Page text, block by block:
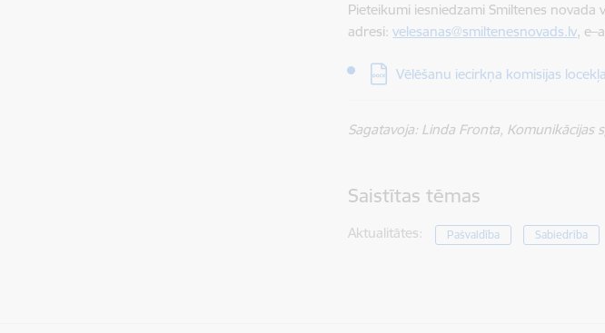
Pieteikumi iesniedzami Smiltenes
adresi:velesanas@smiltenesnovads.lv,
Lejupielādēt:
Vēlēšanu iecirkņa komisijas
Sagatavoja: Linda Fronta, Komunikācijas
Saistītas tēmas
Aktualitātes: Pašvaldība Sabiedrība